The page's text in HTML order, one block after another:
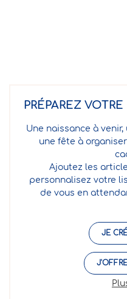
PRÉPAREZ
Une naissance à
une fête à
Ajoutez les
personnalisez votre
de vous en
JE